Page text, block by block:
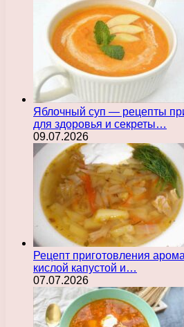
Яблочный суп — рецепты
для здоровья и секреты…
09.07.2026
Рецепт приготовления
кислой капустой и…
07.07.2026